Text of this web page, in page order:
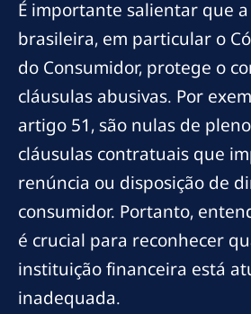
É importante salientar que
brasileira, em particular o
do Consumidor, protege o
cláusulas abusivas. Por
artigo 51, são nulas de
cláusulas contratuais que
renúncia ou disposição de
consumidor. Portanto,
é crucial para reconhecer
instituição financeira está
inadequada.